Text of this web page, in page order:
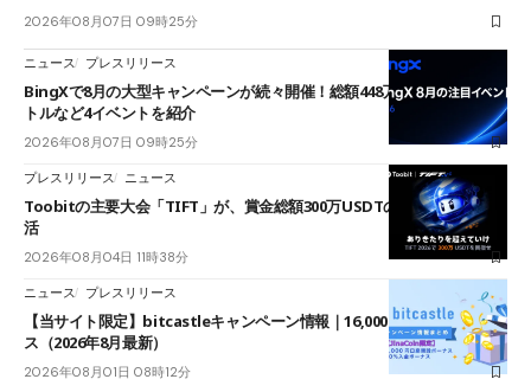
2026年08月07日 09時25分
ニュース プレスリリース
BingXで8月の大型キャンペーンが続々開催！総額448万USDT超のAIバ
トルなど4イベントを紹介
2026年08月07日 09時25分
プレスリリース ニュース
Toobitの主要大会「TIFT」が、賞金総額300万USDTのレースとして復
活
2026年08月04日 11時38分
ニュース プレスリリース
【当サイト限定】bitcastleキャンペーン情報｜16,000円口座開設ボーナ
ス（2026年8月最新）
2026年08月01日 08時12分